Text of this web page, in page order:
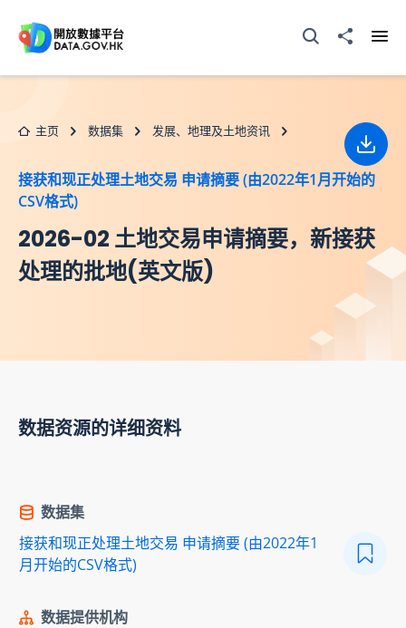
打开搜寻器分享至
主页 数据集 发展、地理及土地资讯
接获和现正处理土地交易 申请摘要 (由2022年1月开始的
CSV格式)
2026-02 土地交易申请摘要，新接获
处理的批地(英文版)
下载
数据资源的详细资料
数据集
接获和现正处理土地交易 申请摘要 (由2022年1
月开始的CSV格式)
数据提供机构